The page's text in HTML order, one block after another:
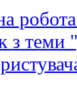
з теми